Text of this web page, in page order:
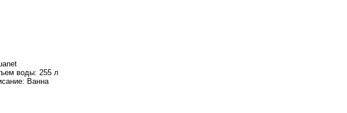
воды: 255 л
Ванна